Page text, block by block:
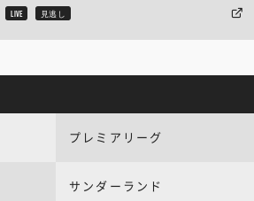
LIVE 見逃し
プレミアリーグ
サンダーランド